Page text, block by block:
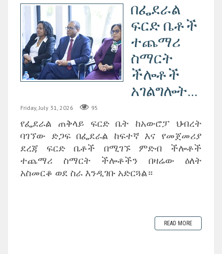
በፌደራል
ፍርድ ቤቶች
ተጨማሪ
ስማርት
ችሎቶች
አገልግሎት...
Friday, July 31, 2026 95
የፌደራል ጠቅላይ ፍርድ ቤት ከአውሮፓ ህብረት
ባገኘው ድጋፍ በፌደራል ከፍተኛ እና የመጀመሪያ
ደረጃ ፍርድ ቤቶች በሚገኙ ምድብ ችሎቶች
ተጨማሪ ስማርት ችሎቶችን በዛሬው ዕለት
አስመርቆ ወደ ስራ እንዲገቡ አድርጓል።
READ MORE